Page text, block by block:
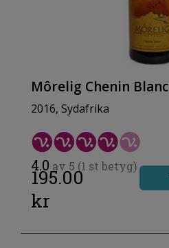
Môrelig Chenin Blanc
2016, Sydafrika
4.0 av 5 (1 st betyg)
195.00
kr